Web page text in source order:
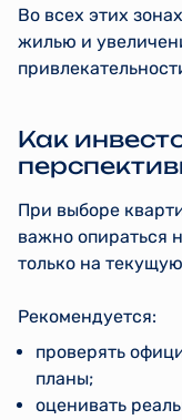
Во всех этих
жилью и
Как
При выборе
важно опираться
только на
Рекомендуется:
проверять
планы;
оценивать